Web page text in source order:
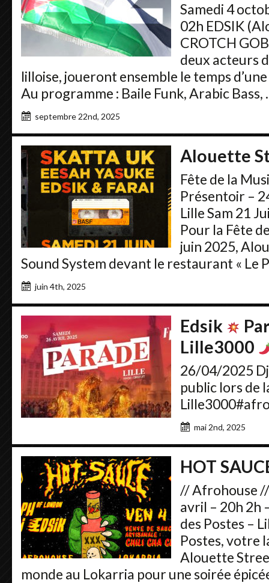
Samedi 4
02h EDSIK
CROTCH
deux acteurs
lilloise, joueront ensemble le temps
Au programme : Baile Funk, Arabic Bass,
septembre 22nd, 2025
Alouette
Fête de la
Présentoir –
Lille Sam 21
Pour la Fête
juin 2025,
Sound System devant le restaurant « Le
juin 4th, 2025
Edsik
Lille3000
26/04/2025
public lors de
mai 2nd, 2025
HOT
// Afrohouse
avril – 20h 2h
des Postes –
Postes, votre
Alouette
monde au Lokarria pour une soirée